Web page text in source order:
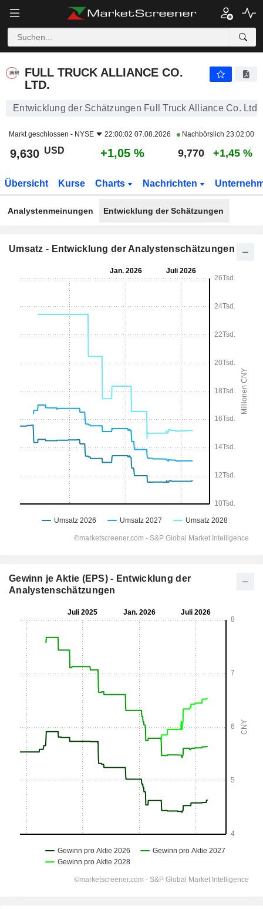
FULL TRUCK ALLIANCE CO.
LTD.
Entwicklung der Schätzungen Full Truck Alliance Co. Ltd.
Markt geschlossen - NYSE 22:00:02 07.08.2026 Nachbörslich 23:02:00
9,630 USD +1,05 % 9,770 +1,45 %
Übersicht Kurse Charts Nachrichten
Analystenmeinungen Entwicklung der Schätzungen
Umsatz - Entwicklung der Analystenschätzungen
Gewinn je Aktie (EPS) - Entwicklung der
Analystenschätzungen